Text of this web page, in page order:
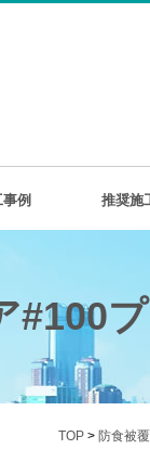
例 推奨施
#100
TOP > 防食被